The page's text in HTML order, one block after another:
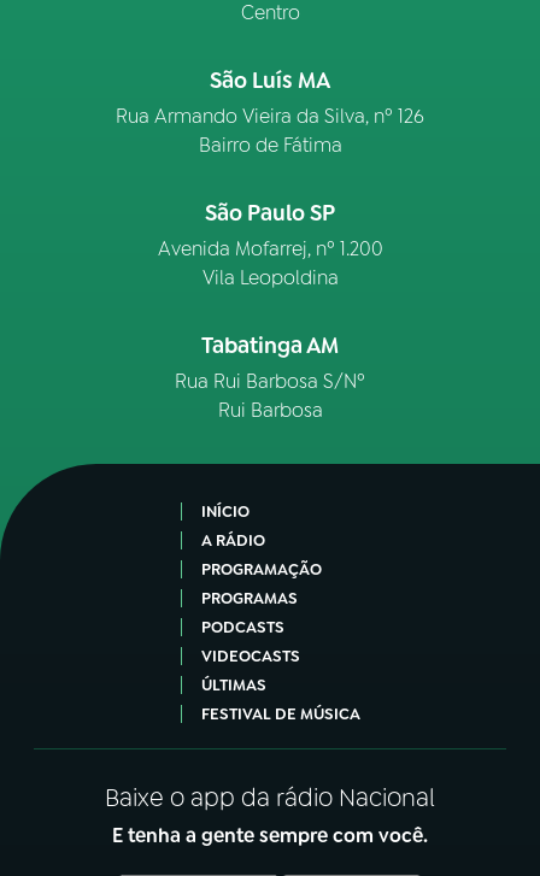
Centro
São Luís MA
Rua Armando Vieira da Silva, nº 126
Bairro de Fátima
São Paulo SP
Avenida Mofarrej, nº 1.200
Vila Leopoldina
Tabatinga AM
Rua Rui Barbosa S/Nº
Rui Barbosa
INÍCIO
A RÁDIO
PROGRAMAÇÃO
PROGRAMAS
PODCASTS
VIDEOCASTS
ÚLTIMAS
FESTIVAL DE MÚSICA
Baixe o app da rádio Nacional
E tenha a gente sempre com você.